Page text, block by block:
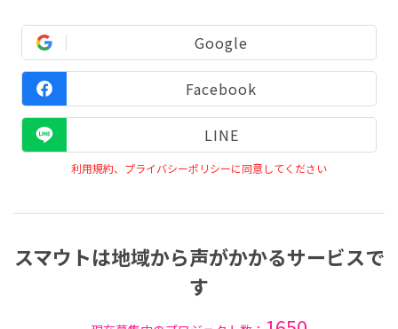
Google
Facebook
LINE
利用規約、プライバシーポリシーに同意してください
スマウトは地域から声がかかるサービスで
す